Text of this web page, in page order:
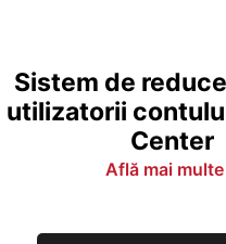
Sistem de
utilizatorii
Center
Află mai